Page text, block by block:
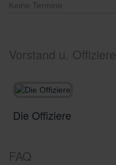
Keine Termine
Vorstand u. Offiziere
Die Offiziere
FAQ